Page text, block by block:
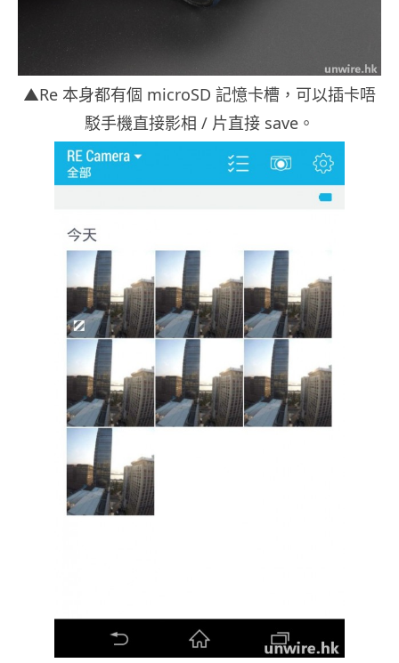
▲Re 本身都有個 microSD 記憶卡槽，可以插卡唔
駁手機直接影相 / 片直接 save。